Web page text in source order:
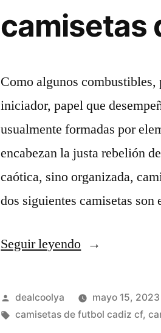
camisetas
Como algunos combustibles,
iniciador, papel que
usualmente formadas por
encabezan la justa rebelión
caótica, sino organizada,
dos siguientes camisetas
Seguir leyendo«camisetas
futbol
manga
Publicado
por
dealcoolya mayo 15, 2023
Etiquetas:
camisetas de futbol cadiz cf,